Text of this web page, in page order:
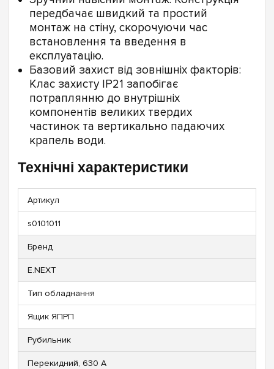
передбачає швидкий та простий
монтаж на стіну, скорочуючи час
встановлення та введення в
експлуатацію.
Базовий захист від зовнішніх факторів:
Клас захисту IP21 запобігає
потраплянню до внутрішніх
компонентів великих твердих
частинок та вертикально падаючих
крапель води.
Технічні характеристики
Артикул
s0101011
Бренд
E.NEXT
Тип обладнання
Ящик ЯПРП
Рубильник
Перекидний, 630 А